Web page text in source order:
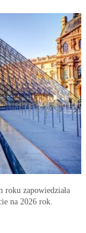
roku zapowiedziała
na 2026 rok.